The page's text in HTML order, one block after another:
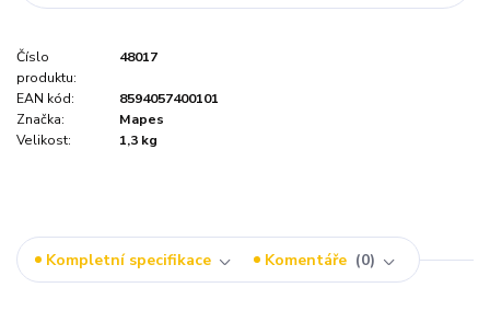
Číslo
produktu:
48017
EAN kód:
8594057400101
Značka:
Mapes
Velikost:
1,3 kg
Kompletní specifikace Komentáře 0